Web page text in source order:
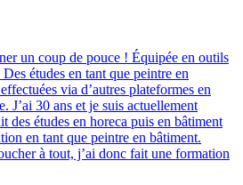
un coup de pouce ! Équipée en outils
études en tant que peintre en
via d’autres plateformes en
J’ai 30 ans et je suis actuellement
des études en horeca puis en bâtiment
en tant que peintre en bâtiment.
à tout, j’ai donc fait une formation